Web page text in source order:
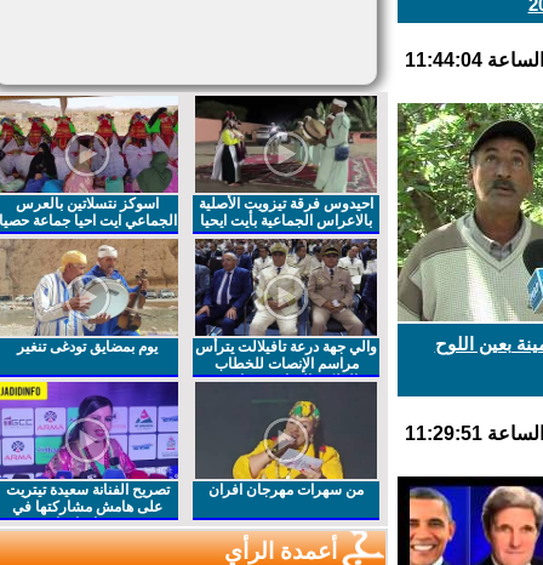
بعين اللوح
احيدوس فرقة تيزويت الأصلية
بالاعراس الجماعية بأيت ايحيا
اسوكز نتسلاتين بالعرس
الجماعي ايت احيا جماعة حصيا
والي جهة درعة تافيلالت يترأس
مراسم الإنصات للخطاب
الملكي السامي بمناسبة
يوم بمضايق تودغى تنغير
من سهرات مهرجان افران
تصريح الفنانة سعيدة تيتريت
على هامش مشاركتها في
مهرجان افران
أعمدة الرأي